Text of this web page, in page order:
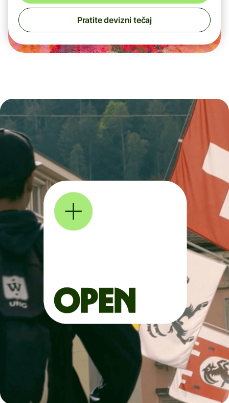
Pratite devizni tečaj